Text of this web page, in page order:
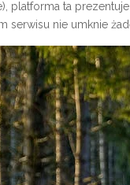
platforma ta
serwisu nie umknie